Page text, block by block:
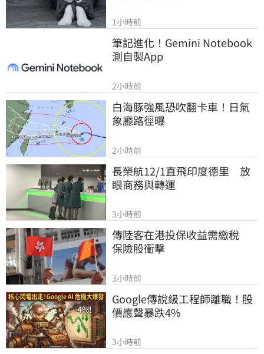
1小時前
筆記進化！Gemini Notebook
測自製App
2小時前
白海豚強風恐吹翻卡車！日氣
象廳路徑曝
2小時前
長榮航12/1直飛印度德里　放
眼商務與轉運
3小時前
傳陸客在港投保收益需繳稅
保險股衝擊
3小時前
Google傳說級工程師離職！股
價應聲暴跌4%
3小時前